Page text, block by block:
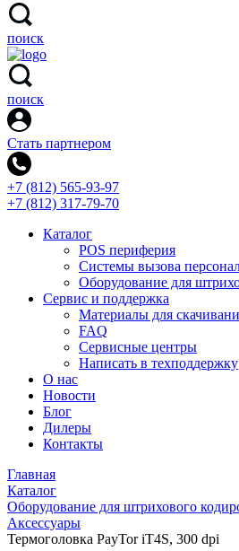
поиск
поиск
Стать партнером
+7 (812) 565-93-97
+7 (812) 317-79-70
Каталог
POS периферия
Системы вызова
Оборудование для
Сервис и поддержка
Материалы для
FAQ
Сервисные центры
Написать в техподдержку
О нас
Новости
Блог
Дилеры
Контакты
Главная
Каталог
Оборудование для штрихового
Аксессуары
Термоголовка PayTor iT4S, 300 dpi